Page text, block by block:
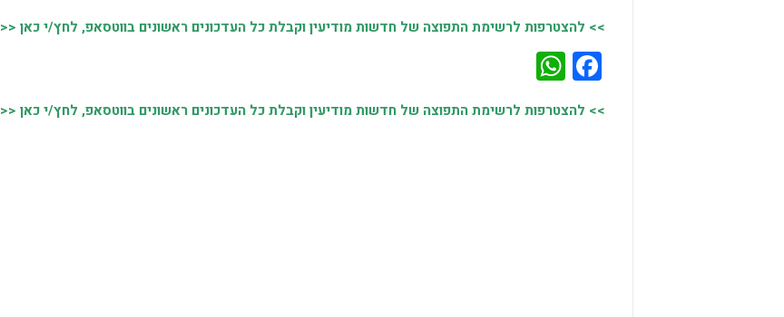
>> להצטרפות לרשימת התפוצה של חדשות מודיעין וקבלת כל העדכונים ראשונים בווטסאפ, לחץ/י כאן <<
Facebook
>> להצטרפות לרשימת התפוצה של חדשות מודיעין וקבלת כל העדכונים ראשונים בווטסאפ, לחץ/י כאן <<